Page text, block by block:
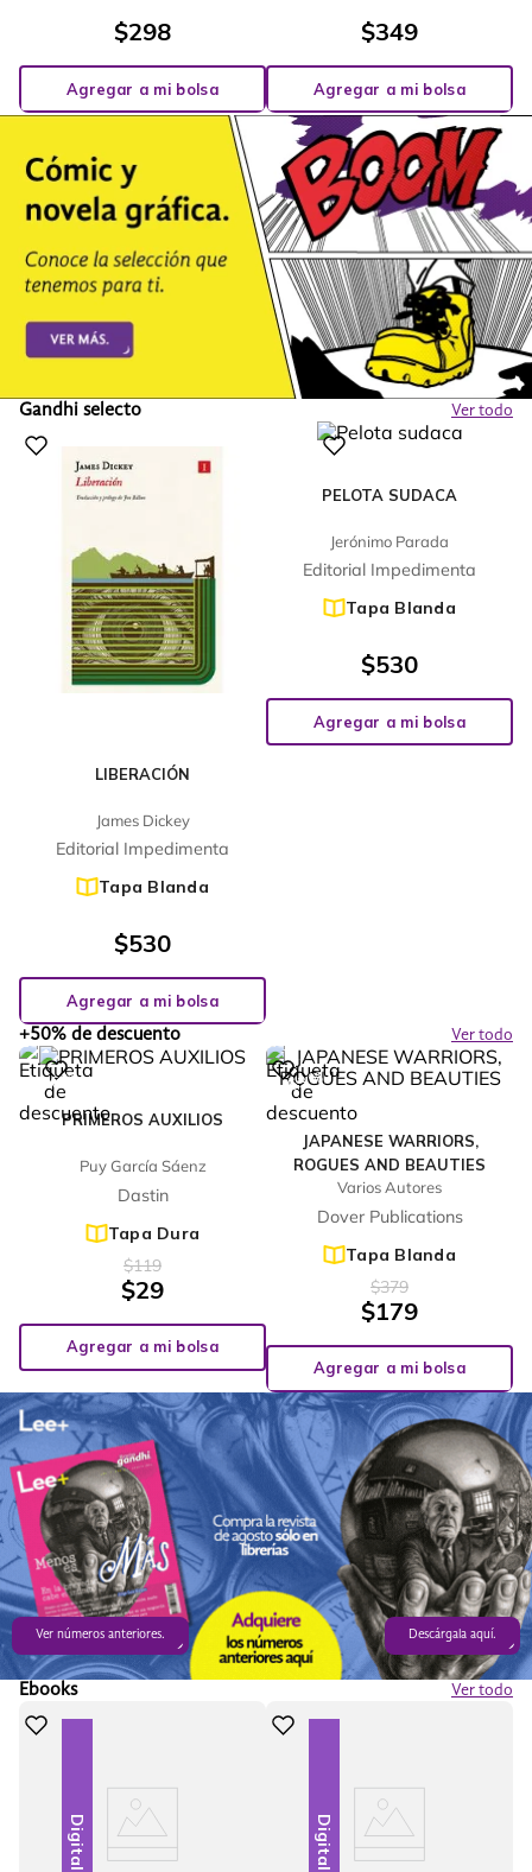
$298
Agregar a mi bolsa
$349
Agregar a mi bolsa
Gandhi selecto Ver todo
LIBERACIÓN
James Dickey
Editorial Impedimenta
Tapa Blanda
$530
Agregar a mi bolsa
PELOTA SUDACA
Jerónimo Parada
Editorial Impedimenta
Tapa Blanda
$530
Agregar a mi bolsa
+50% de descuento Ver todo
PRIMEROS AUXILIOS
Puy García Sáenz
Dastin
Tapa Dura
76%
$119
$29
Agregar a mi bolsa
JAPANESE WARRIORS,
ROGUES AND BEAUTIES
Varios Autores
Dover Publications
Tapa Blanda
-53%
$379
$179
Agregar a mi bolsa
Ver números anteriores. Descárgala aquí.
Ebooks Ver todo
Digital Digital